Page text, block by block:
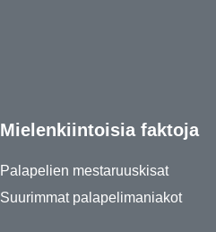
Mielenkiintoisia faktoja
Palapelien mestaruuskisat
Suurimmat palapelimaniakot